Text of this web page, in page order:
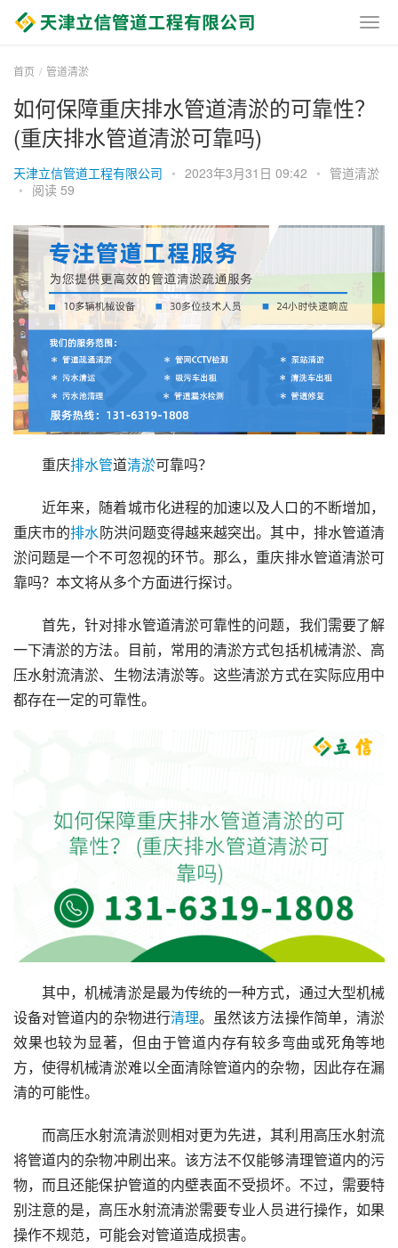
首页 管道清淤
如何保障重庆排水管道清淤的可靠性？
(重庆排水管道清淤可靠吗)
天津立信管道工程有限公司 • 2023年3月31日 09:42 • 管道清淤
• 阅读 59
重庆排水管道清淤可靠吗？
近年来，随着城市化进程的加速以及人口的不断增加，
重庆市的排水防洪问题变得越来越突出。其中，排水管道清
淤问题是一个不可忽视的环节。那么，重庆排水管道清淤可
靠吗？本文将从多个方面进行探讨。
首先，针对排水管道清淤可靠性的问题，我们需要了解
一下清淤的方法。目前，常用的清淤方式包括机械清淤、高
压水射流清淤、生物法清淤等。这些清淤方式在实际应用中
都存在一定的可靠性。
其中，机械清淤是最为传统的一种方式，通过大型机械
设备对管道内的杂物进行清理。虽然该方法操作简单，清淤
效果也较为显著，但由于管道内存有较多弯曲或死角等地
方，使得机械清淤难以全面清除管道内的杂物，因此存在漏
清的可能性。
而高压水射流清淤则相对更为先进，其利用高压水射流
将管道内的杂物冲刷出来。该方法不仅能够清理管道内的污
物，而且还能保护管道的内壁表面不受损坏。不过，需要特
别注意的是，高压水射流清淤需要专业人员进行操作，如果
操作不规范，可能会对管道造成损害。